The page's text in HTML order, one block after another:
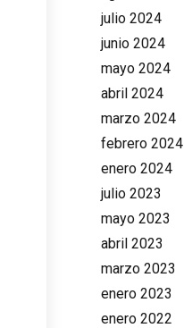
julio 2024
junio 2024
mayo 2024
abril 2024
marzo 2024
febrero 2024
enero 2024
julio 2023
mayo 2023
abril 2023
marzo 2023
enero 2023
enero 2022